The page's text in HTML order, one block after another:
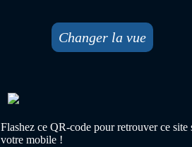
Changer la vue
Flashez ce QR-code pour retrouver ce site
votre mobile !